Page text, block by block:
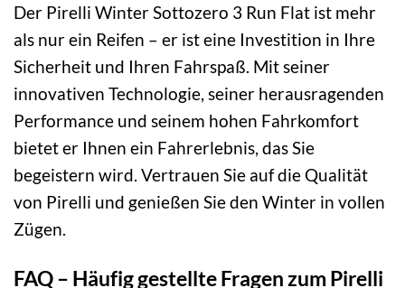
Der Pirelli Winter Sottozero 3 Run Flat ist mehr
als nur ein Reifen – er ist eine Investition in Ihre
Sicherheit und Ihren Fahrspaß. Mit seiner
innovativen Technologie, seiner herausragenden
Performance und seinem hohen Fahrkomfort
bietet er Ihnen ein Fahrerlebnis, das Sie
begeistern wird. Vertrauen Sie auf die Qualität
von Pirelli und genießen Sie den Winter in vollen
Zügen.
FAQ – Häufig gestellte Fragen zum Pirelli